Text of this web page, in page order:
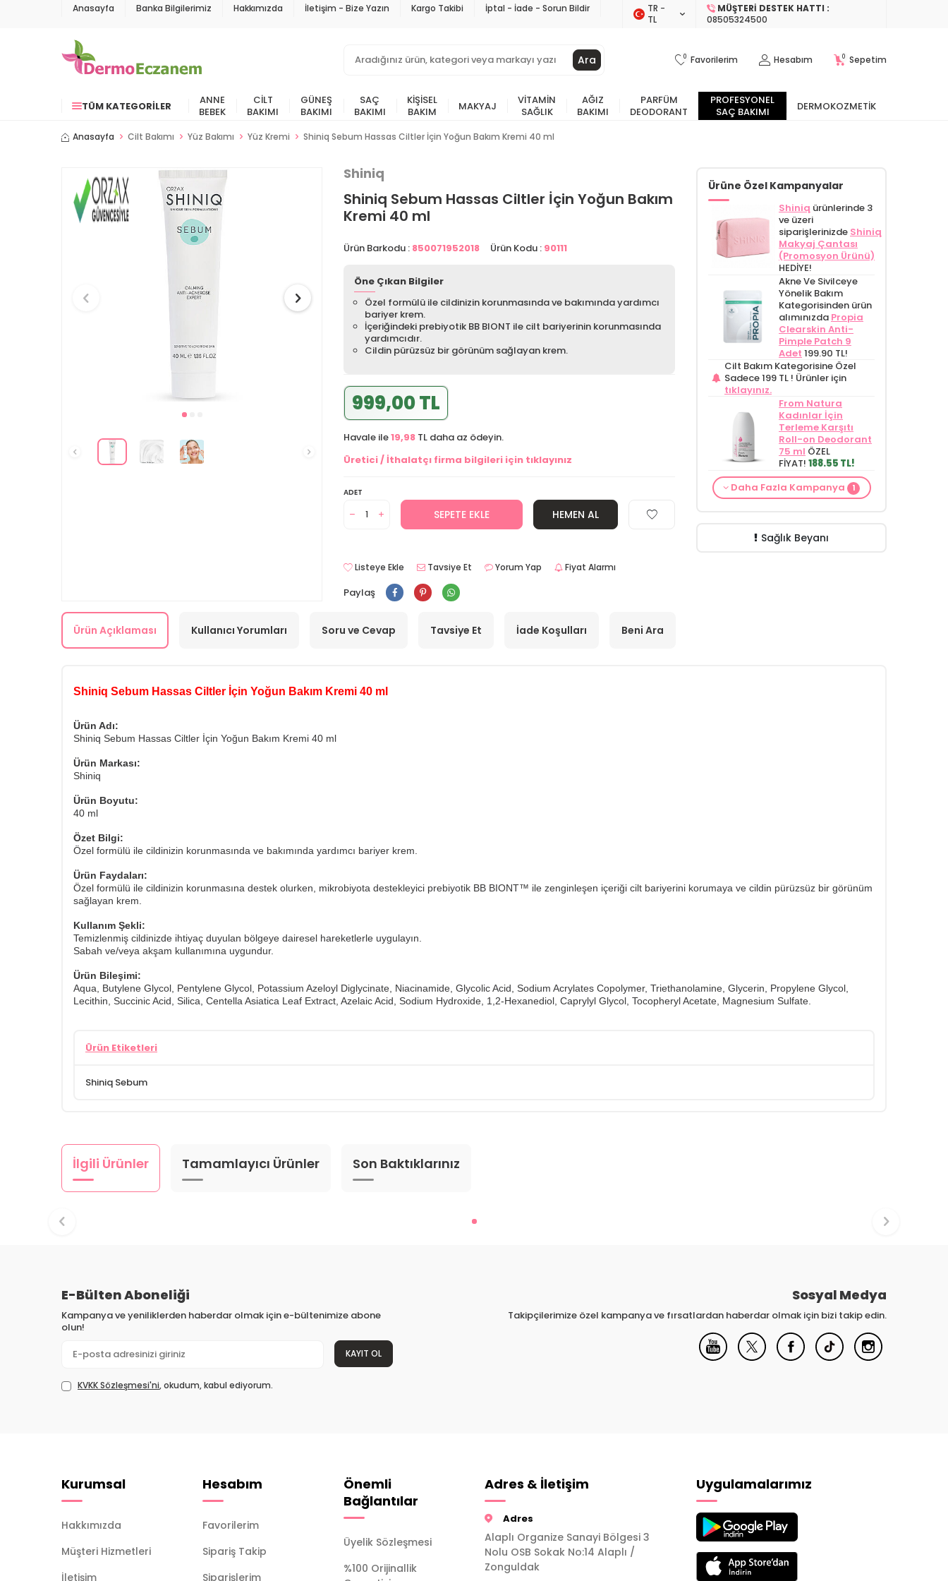
Anasayfa Banka Bilgilerimiz Hakkımızda İletişim - Bize Yazın Kargo Takibi İptal - İade - Sorun Bildir
TR −
TL
MÜŞTERI DESTEK HATTI :
08505324500
Ara 0 Favorilerim Hesabım 0 Sepetim
TÜM KATEGORILER
ANNE
BEBEK
CILT
BAKIMI
GÜNEŞ
BAKIMI
SAÇ
BAKIMI
KIŞISEL
BAKIM
MAKYAJ
VITAMIN
SAĞLIK
AĞIZ
BAKIMI
PARFÜM
DEODORANT
PROFESYONEL
SAÇ BAKIMI
DERMOKOZMETIK
Anasayfa Cilt Bakımı Yüz Bakımı Yüz Kremi Shiniq Sebum Hassas Ciltler İçin Yoğun Bakım Kremi 40 ml
Shiniq
Shiniq Sebum Hassas Ciltler İçin Yoğun Bakım
Kremi 40 ml
Ürün Barkodu : 850071952018 Ürün Kodu : 90111
Öne Çıkan Bilgiler
Özel formülü ile cildinizin korunmasında ve bakımında yardımcı
bariyer krem.
İçeriğindeki prebiyotik BB BIONT ile cilt bariyerinin korunmasında
yardımcıdır.
Cildin pürüzsüz bir görünüm sağlayan krem.
999,00 TL
Havale ile19,98 TL daha az ödeyin.
Üretici / İthalatçı firma bilgileri için tıklayınız
ADET
SEPETE EKLE HEMEN AL
Listeye Ekle Tavsiye Et Yorum Yap Fiyat Alarmı
Paylaş
Ürüne Özel Kampanyalar
Shiniq ürünlerinde 3
ve üzeri
siparişlerinizde Shiniq
Makyaj Çantası
(Promosyon Ürünü)
HEDİYE!
Akne Ve Sivilceye
Yönelik Bakım
Kategorisinden ürün
alımınızda Propia
Clearskin Anti-
Pimple Patch 9
Adet 199.90 TL!
Cilt Bakım Kategorisine Özel
Sadece 199 TL ! Ürünler için
tıklayınız.
From Natura
Kadınlar İçin
Terleme Karşıtı
Roll-on Deodorant
75 ml ÖZEL
FİYAT! 188.55 TL!
Cilt Bakım ürünü
siparişinizde
ml 149.90 TL!
Daha Fazla Kampanya 1
Sağlık Beyanı
Ürün Açıklaması Kullanıcı Yorumları Soru ve Cevap Tavsiye Et İade Koşulları Beni Ara
Shiniq Sebum Hassas Ciltler İçin Yoğun Bakım Kremi 40 ml
Ürün Adı:
Shiniq Sebum Hassas Ciltler İçin Yoğun Bakım Kremi 40 ml
Ürün Markası:
Shiniq
Ürün Boyutu:
40 ml
Özet Bilgi:
Özel formülü ile cildinizin korunmasında ve bakımında yardımcı bariyer krem.
Ürün Faydaları:
Özel formülü ile cildinizin korunmasına destek olurken, mikrobiyota destekleyici prebiyotik BB BIONT™ ile zenginleşen içeriği cilt bariyerini korumaya ve cildin pürüzsüz bir görünüm
sağlayan krem.
Kullanım Şekli:
Temizlenmiş cildinizde ihtiyaç duyulan bölgeye dairesel hareketlerle uygulayın.
​Sabah ve/veya akşam kullanımına uygundur.
Ürün Bileşimi:
Aqua, Butylene Glycol, Pentylene Glycol, Potassium Azeloyl Diglycinate, Niacinamide, Glycolic Acid, Sodium Acrylates Copolymer, Triethanolamine, Glycerin, Propylene Glycol,
Lecithin, Succinic Acid, Silica, Centella Asiatica Leaf Extract, Azelaic Acid, Sodium Hydroxide, 1,2-Hexanediol, Caprylyl Glycol, Tocopheryl Acetate, Magnesium Sulfate.
Ürün Etiketleri
Shiniq Sebum
İlgili Ürünler Tamamlayıcı Ürünler Son Baktıklarınız
E-Bülten Aboneliği
Kampanya ve yeniliklerden haberdar olmak için e-bültenimize abone
olun!
KAYIT OL
KVKK Sözleşmesi'ni, okudum, kabul ediyorum.
Sosyal Medya
Takipçilerimize özel kampanya ve fırsatlardan haberdar olmak için bizi takip edin.
Kurumsal
Hakkımızda
Müşteri Hizmetleri
İletişim
Hesabım
Favorilerim
Sipariş Takip
Siparişlerim
Önemli
Bağlantılar
Üyelik Sözleşmesi
%100 Orijinallik
Adres & İletişim
Adres
Alaplı Organize Sanayi Bölgesi 3
Nolu OSB Sokak No:14 Alaplı /
Zonguldak
Uygulamalarımız